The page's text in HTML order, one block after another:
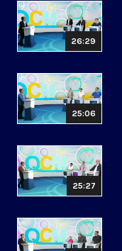
26:29
25:06
25:27